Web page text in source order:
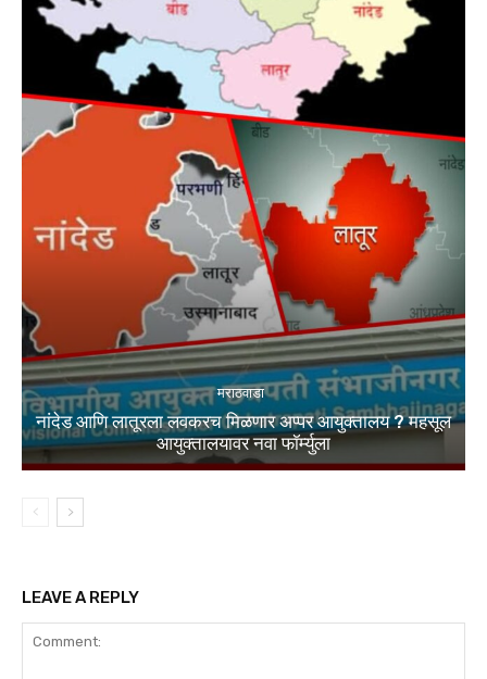
मराठवाडा
नांदेड आणि लातूरला लवकरच मिळणार अप्पर आयुक्तालय ? महसूल
आयुक्तालयावर नवा फॉर्म्युला
LEAVE A REPLY